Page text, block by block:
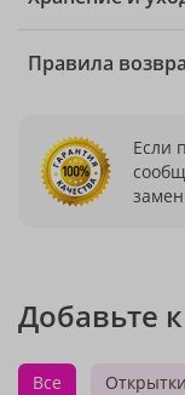
Правила
Если
Добавьте
Все Открытки